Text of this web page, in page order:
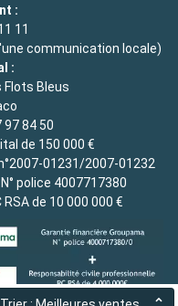
:
11
communication locale)
:
Flots Bleus
97 84 50
de 150 000 €
01231/2007-01232
police 4007717380
RSA de 10 000 000 €